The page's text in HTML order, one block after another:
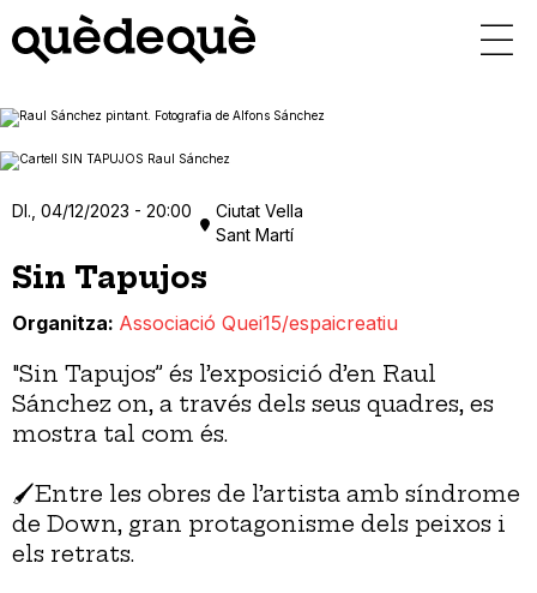
contingut
Dl., 04/12/2023 - 20:00
Ciutat Vella
Sant Martí
Sin Tapujos
Organitza Associació Quei15/espaicreatiu
"Sin Tapujos” és l’exposició d’en Raul
Sánchez on, a través dels seus quadres, es
mostra tal com és.
🖌️Entre les obres de l’artista amb síndrome
de Down, gran protagonisme dels peixos i
els retrats.